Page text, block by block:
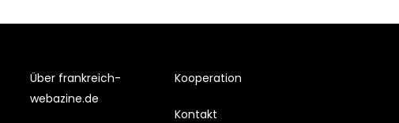
Über frankreich-
webazine.de
Kooperation
Kontakt